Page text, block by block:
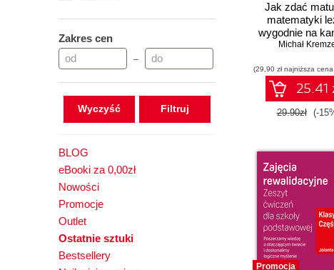
Zakres cen
–
Wyczyść
BLOG
eBooki za 0,00zł
Nowości
Promocje
Outlet
Ostatnie sztuki
Bestsellery
Jak zdać
matematyki
wygodnie na
Zadania z
formule
Michał
(29,90 zł najniższa
25.41
29.90zł (-
Promocja